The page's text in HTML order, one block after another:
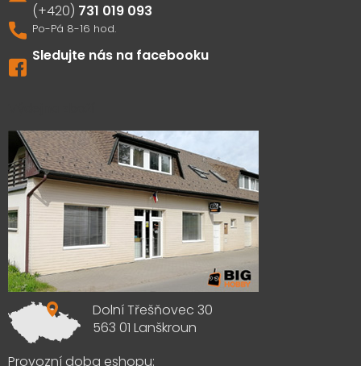
731 019 093
Sledujte nás na facebooku
Dolní Třešňovec 30
563 01 Lanškroun
Provozní doba eshopu: